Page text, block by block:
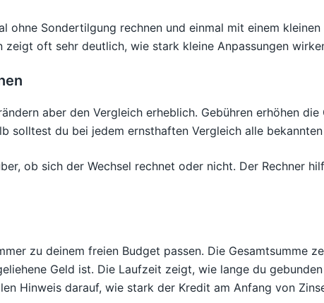
ohne Sondertilgung rechnen und einmal mit einem
oft sehr deutlich, wie stark kleine Anpassungen
aber den Vergleich erheblich. Gebühren erhöhen
solltest du bei jedem ernsthaften Vergleich alle
ob sich der Wechsel rechnet oder nicht. Der Rechner
zu deinem freien Budget passen. Die Gesamtsumme
Geld ist. Die Laufzeit zeigt, wie lange du
Hinweis darauf, wie stark der Kredit am Anfang von